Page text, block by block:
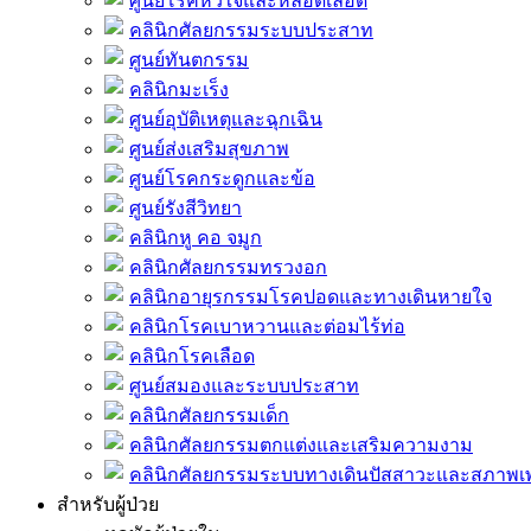
คลินิกศัลยกรรมระบบประสาท
ศูนย์ทันตกรรม
คลินิกมะเร็ง
ศูนย์อุบัติเหตุและฉุกเฉิน
ศูนย์ส่งเสริมสุขภาพ
ศูนย์โรคกระดูกและข้อ
ศูนย์รังสีวิทยา
คลินิกหู คอ จมูก
คลินิกศัลยกรรมทรวงอก
คลินิกอายุรกรรมโรคปอดและทางเดินหายใจ
คลินิกโรคเบาหวานและต่อมไร้ท่อ
คลินิกโรคเลือด
ศูนย์สมองและระบบประสาท
คลินิกศัลยกรรมเด็ก
คลินิกศัลยกรรมตกแต่งและเสริมความงาม
คลินิกศัลยกรรมระบบทางเดินปัสสาวะและสภาพเ
สำหรับผู้ป่วย